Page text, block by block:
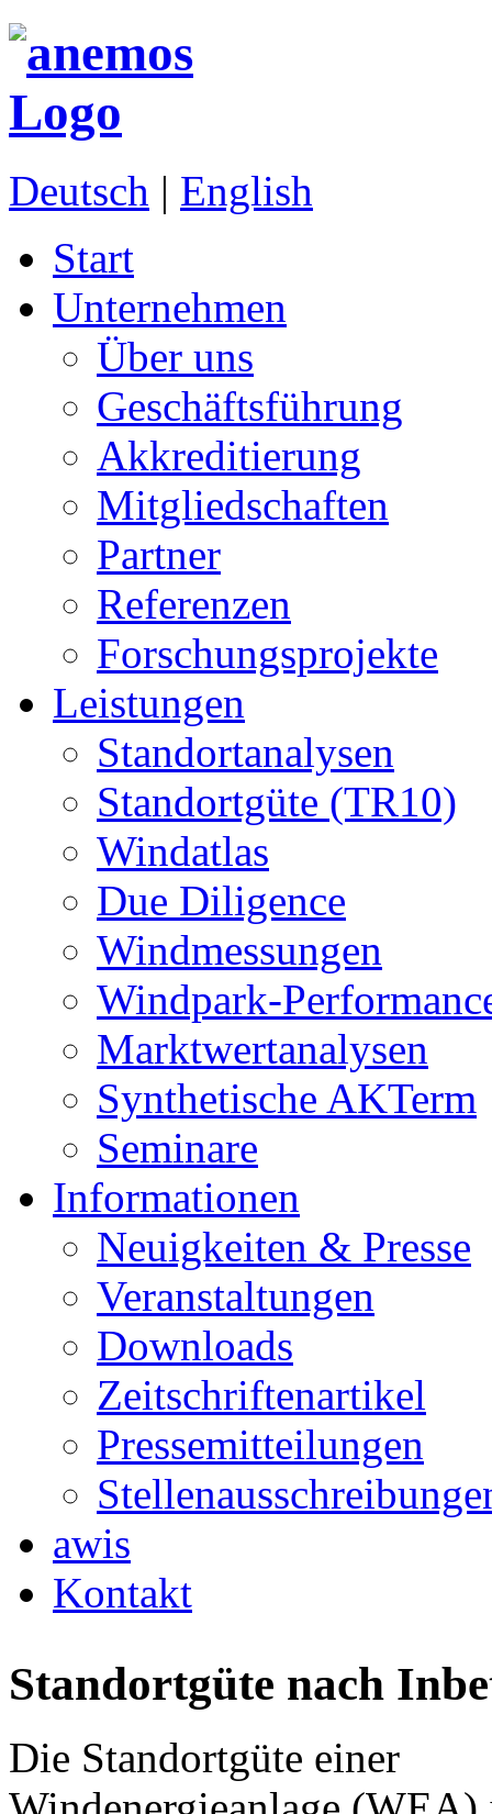
Deutsch | English
Start
Unternehmen
Über uns
Geschäftsführung
Akkreditierung
Mitgliedschaften
Partner
Referenzen
Forschungsprojekte
Leistungen
Standortanalysen
Standortgüte (TR10)
Windatlas
Due Diligence
Windmessungen
Windpark-
Marktwertanalysen
Synthetische AKTerm
Seminare
Informationen
Neuigkeiten & Presse
Veranstaltungen
Downloads
Zeitschriftenartikel
Pressemitteilungen
awis
Kontakt
Standortgüte nach
Die Standortgüte einer